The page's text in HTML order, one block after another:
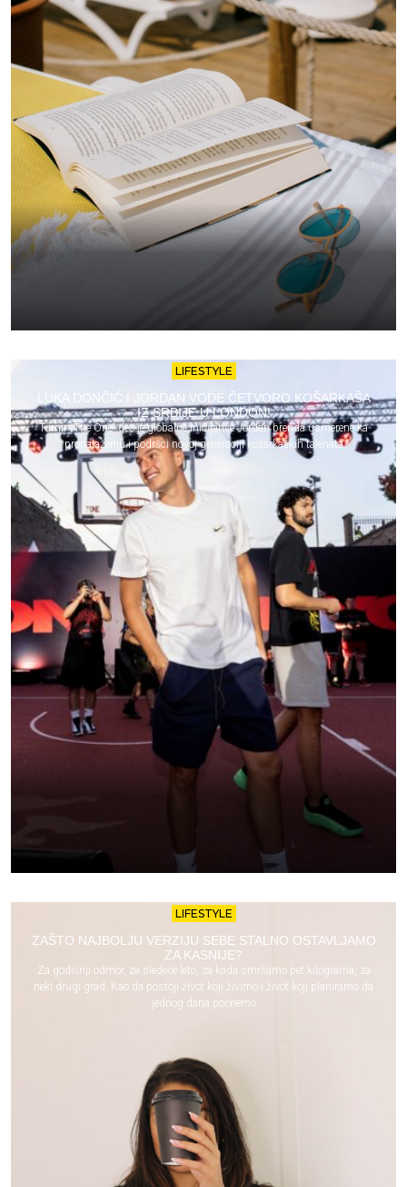
LIFESTYLE
LUKA DONČIĆ I JORDAN VODE ČETVORO KOŠARKAŠA
IZ SRBIJE U LONDON!
Turnir „The One“ deo je globalne inicijative Jordan brenda usmerene ka
pronalaženju i podršci novoj generaciji košarkaških talenata
LIFESTYLE
ZAŠTO NAJBOLJU VERZIJU SEBE STALNO OSTAVLJAMO
ZA KASNIJE?
Za godišnji odmor, za sledeće leto, za kada smršamo pet kilograma, za
neki drugi grad. Kao da postoji život koji živimo i život koji planiramo da
jednog dana počnemo